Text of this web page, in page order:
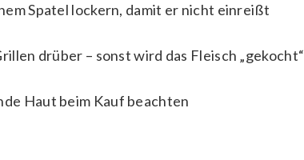
Spatel lockern, damit er nicht einreißt
drüber – sonst wird das Fleisch „gekocht“
Haut beim Kauf beachten